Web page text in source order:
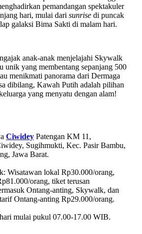
pemandangan spektakuler
hari, mulai dari sunrise di puncak
galaksi Bima Sakti di malam hari.
anak-anak menjelajahi Skywalk
unik yang membentang sepanjang 500
menikmati panorama dari Dermaga
dibilang, Kawah Putih adalah pilihan
yang menyatu dengan alam!
Ciwidey Patengan KM 11,
Sugihmukti, Kec. Pasir Bambu,
Jawa Barat.
Wisatawan lokal Rp30.000/orang,
orang, tiket terusan
Ontang-anting, Skywalk, dan
Ontang-anting Rp29.000/orang.
mulai pukul 07.00-17.00 WIB.